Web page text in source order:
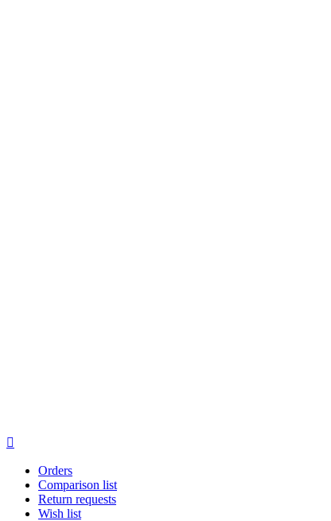

Orders
Comparison list
Return requests
Wish list